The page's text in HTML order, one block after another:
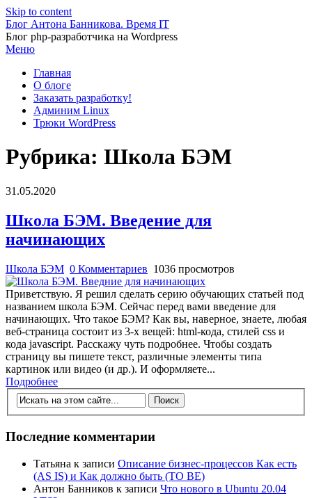
Skip to content
Блог Антона Банникова. Время IT
Блог php-разработчика на Wordpress
Меню
Главная
О блоге
Заказать разработку!
Админим Linux
Трюки WordPress
Рубрика: Школа БЭМ
31.05.2020
Школа БЭМ. Введение для
начинающих
Школа БЭМ 0 Комментариев 1036 просмотров
Приветствую. Я решил сделать серию обучающих статьей под
названием школа БЭМ. Сейчас перед вами введение для
начинающих. Что такое БЭМ? Как вы, наверное, знаете, любая
веб-страница состоит из 3-х вещей: html-кода, стилей css и
кода javascript. Расскажу чуть подробнее. Чтобы создать
страницу вы пишете текст, различные элементы типа
картинок или видео (и др.). И оформляете...
Подробнее
Последние комментарии
Татьяна к записи Описание бизнес-процессов Как есть
(AS IS) и Как должно быть (TO BE)
Антон Банников к записи Что нового в Ubuntu 20.04